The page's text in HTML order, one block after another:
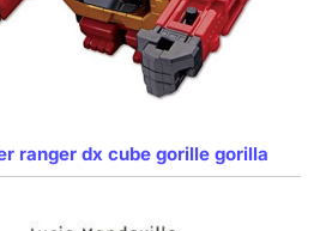
ranger dx cube gorille gorilla